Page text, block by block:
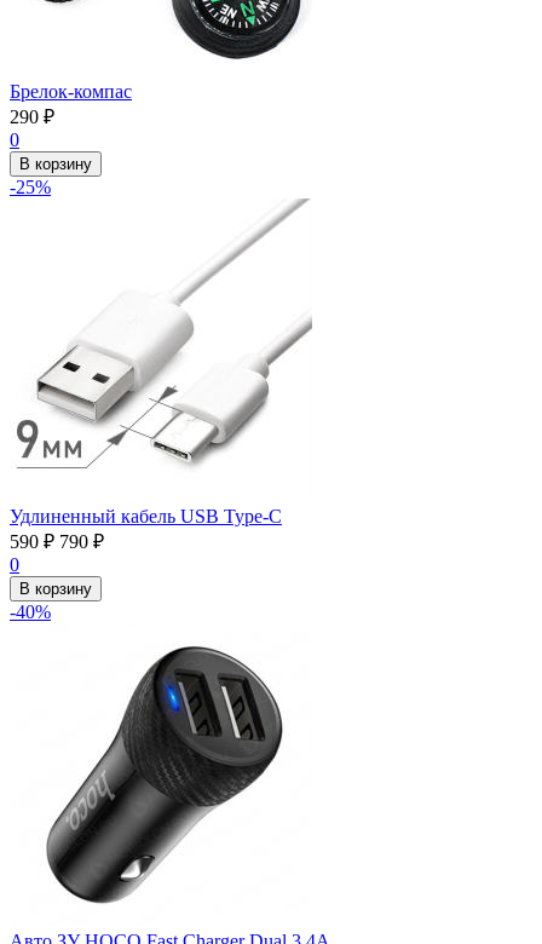
Брелок-компас
290 ₽
0
В корзину
-25%
Удлиненный кабель USB Type-C
590 ₽ 790 ₽
0
В корзину
-40%